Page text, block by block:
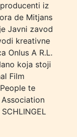
iz
de Mitjans
Javni zavod
kreativne
Onlus A R.L.
koja stoji
Film
te